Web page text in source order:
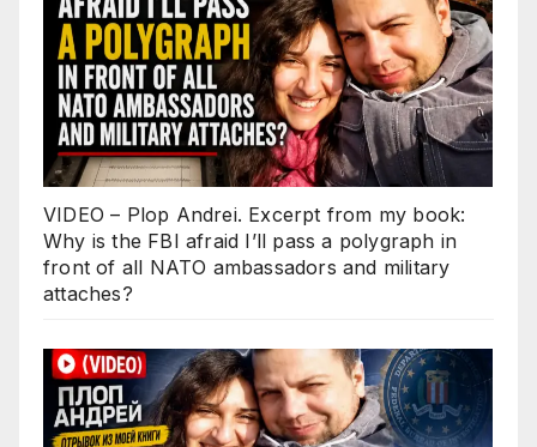
VIDEO – Plop Andrei. Excerpt from my book:
Why is the FBI afraid I’ll pass a polygraph in
front of all NATO ambassadors and military
attaches?